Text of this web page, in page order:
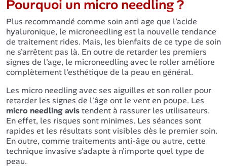
Pourquoi un micro needling ?
Plus recommandé comme soin anti age que l'acide
hyaluronique, le microneedling est la nouvelle tendance
de traitement rides. Mais, les bienfaits de ce type de soin
ne s'arrêtent pas là. En outre de retarder les premiers
signes de l'age, le microneedling avec le roller améliore
complètement l'esthétique de la peau en général.
Les micro needling avec ses aiguilles et son roller pour
retarder les signes de l'âge ont le vent en poupe. Les
micro needling avistendent à rassurer les utilisateurs.
En effet, les risques sont minimes. Les séances sont
rapides et les résultats sont visibles dès le premier soin.
En outre, comme traitements anti-âge ou autre, cette
technique invasive s'adapte à n'importe quel type de
peau.